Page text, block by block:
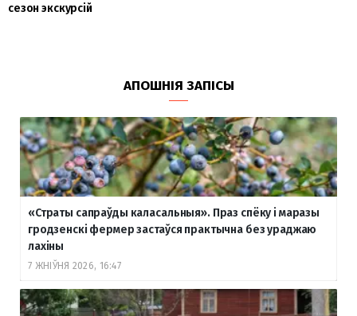
сезон экскурсій
АПОШНІЯ ЗАПІСЫ
«Страты сапраўды каласальныя». Праз спёку і маразы
гродзенскі фермер застаўся практычна без ураджаю
лахіны
7 ЖНІЎНЯ 2026, 16:47